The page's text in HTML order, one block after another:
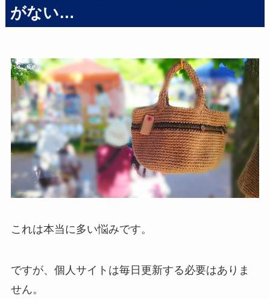
がない…
これは本当に多い悩みです。
ですが、個人サイトは毎日更新する必要はありま
せん。